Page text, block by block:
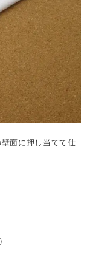
面に押し当てて仕